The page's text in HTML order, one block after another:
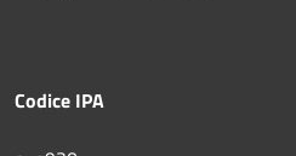
Codice IPA